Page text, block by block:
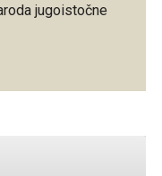
jugoistočne